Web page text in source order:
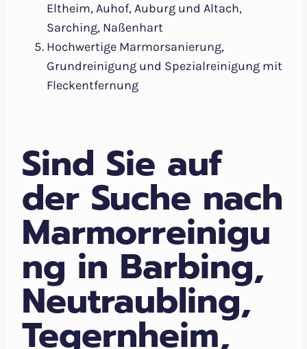
Eltheim, Auhof, Auburg und Altach,
Sarching, Naßenhart
Hochwertige Marmorsanierung,
Grundreinigung und Spezialreinigung mit
Fleckentfernung
Sind Sie auf
der Suche nach
Marmorreinigu
ng in Barbing,
Neutraubling,
Tegernheim,